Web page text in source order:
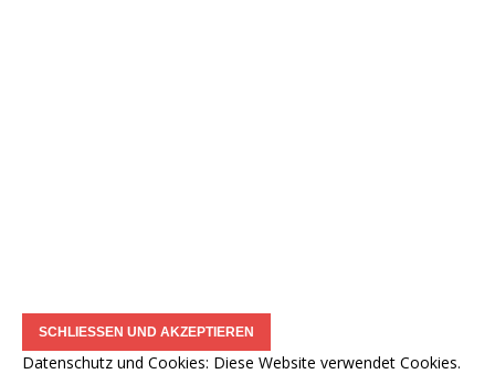
Datenschutz und Cookies: Diese Website verwendet Cookies.